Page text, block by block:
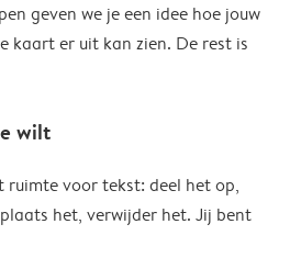
geven we je een idee hoe jouw
kaart er uit kan zien. De rest is
wilt
ruimte voor tekst: deel het op,
het, verwijder het. Jij bent